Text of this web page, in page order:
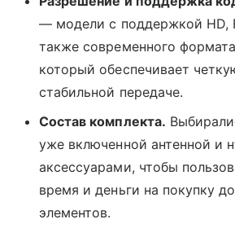
— модели с поддержкой HD,
также современного
который обеспечивает
стабильной передаче.
Состав комплекта.
уже включенной антенной и
аксессуарами, чтобы
время и деньги на покупку
элементов.